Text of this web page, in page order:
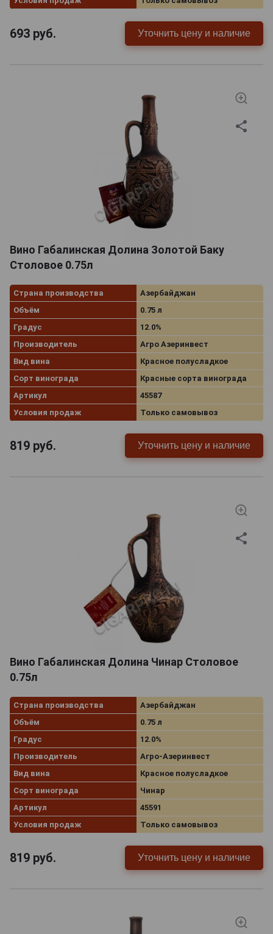
693 руб. Уточнить цену и наличие
Вино Габалинская Долина Золотой Баку
Столовое 0.75л
Страна производства
Азербайджан
Объём
0.75 л
Градус
12.0%
Производитель
Агро Азеринвест
Вид вина
Красное полусладкое
Сорт винограда
Красные сорта винограда
Артикул
45587
Условия продаж
Только самовывоз
819 руб. Уточнить цену и наличие
Вино Габалинская Долина Чинар Столовое
0.75л
Страна производства
Азербайджан
Объём
0.75 л
Градус
12.0%
Производитель
Агро-Азеринвест
Вид вина
Красное полусладкое
Сорт винограда
Чинар
Артикул
45591
Условия продаж
Только самовывоз
819 руб. Уточнить цену и наличие